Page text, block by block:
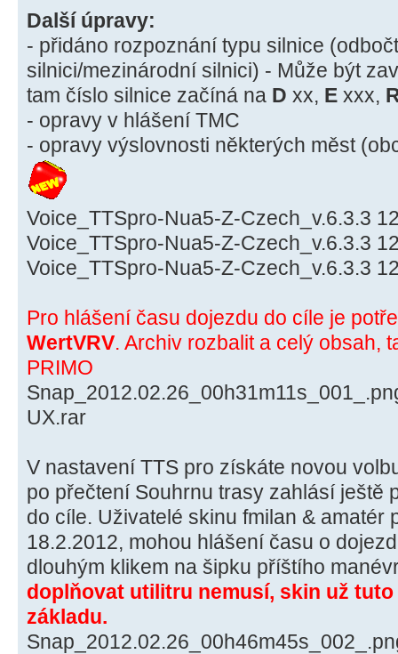
Další úpravy:
- přidáno rozpoznání typu silnice
silnici/mezinárodní silnici) - Může být
tam číslo silnice začíná na D xx, E xxx,
- opravy v hlášení TMC
- opravy výslovnosti některých měst
Voice_TTSpro-Nua5-Z-Czech_v.6.3.3
Voice_TTSpro-Nua5-Z-Czech_v.6.3.3
Voice_TTSpro-Nua5-Z-Czech_v.6.3.3
Pro hlášení času dojezdu do cíle je
WertVRV. Archiv rozbalit a celý obsah,
PRIMO
UX.rar
V nastavení TTS pro získáte novou
po přečtení Souhrnu trasy zahlásí ještě
do cíle. Uživatelé skinu fmilan & amatér
18.2.2012, mohou hlášení času o
dlouhým klikem na šipku příštího
doplňovat utilitru nemusí, skin už
základu.